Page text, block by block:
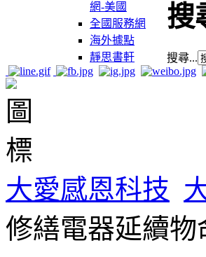
網-美國
全國服務網
海外據點
靜思書軒
搜
搜尋...
大愛感恩科技
修繕電器延續物